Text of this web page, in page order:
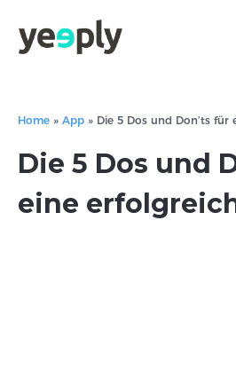
Home » App » Die 5 Dos und Don’ts
Die 5 Dos und
eine